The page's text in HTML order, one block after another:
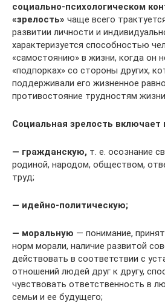
социально-психологическом
«зрелость» чаще всего
развитии личности и
характеризуется способностью
«самостоянию» в жизни, когда он
«подпорках» со стороны других,
поддерживали его жизненное
противостояние трудностям
Социальная зрелость включает
— гражданскую, т. е. осознание
родиной, народом, обществом,
труд;
— идейно-политическую;
— моральную — понимание,
норм морали, наличие развитой
действовать в соответствии с
отношений людей друг к другу,
чувствовать ответственность в
семьи и ее будущего;